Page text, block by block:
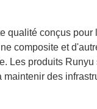
qualité conçus
composite et
Les produits
des